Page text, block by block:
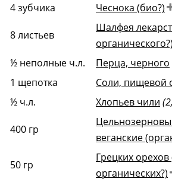
4зубчика Чеснока (био?)
8листьев
Шалфея
органического?)
½ неполные ч.л. Перца, черного
1 щепотка Соли, пищевой
½ ч.л. Хлопьев чили
400 гр
веганские
50 гр
Грецких
органических?)